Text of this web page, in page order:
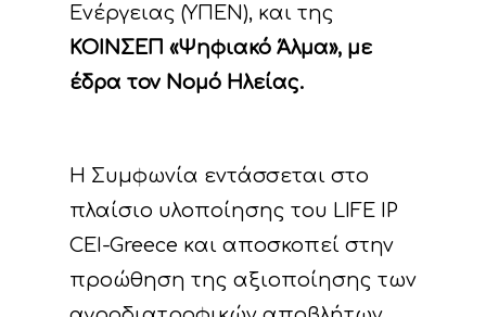
Ενέργειας (ΥΠΕΝ), και της
ΚΟΙΝΣΕΠ «Ψηφιακό Άλμα», με
έδρα τον Νομό Ηλείας.
Η Συμφωνία εντάσσεται στο
πλαίσιο υλοποίησης του LIFE IP
CEI-Greece και αποσκοπεί στην
προώθηση της αξιοποίησης των